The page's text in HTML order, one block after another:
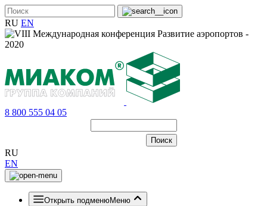
RU EN
8 800 555 04 05
RU
EN
Открыть подменюМеню